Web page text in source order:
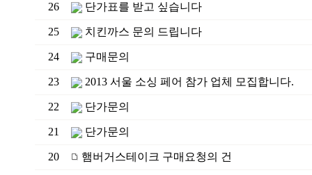
26 단가표를 받고 싶습니다
25 치킨까스 문의 드립니다
24 구매문의
23 2013 서울 소싱 페어 참가 업체 모집합니다.
22 단가문의
21 단가문의
20 햄버거스테이크 구매요청의 건